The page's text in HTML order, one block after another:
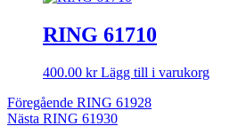
RING 61710
400.00 kr Lägg till i varukorg
Inläggsnavigering
Föregående Föregående
inlägg:
RING 61928
Nästa Nästa
RING 61930